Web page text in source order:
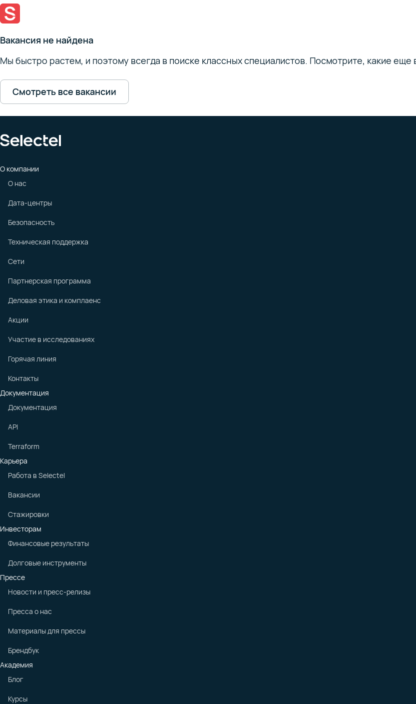
Вакансия не найдена
Мы быстро растем, и поэтому всегда в поиске классных специалистов. Посмотрите, какие
Смотреть все вакансии
О компании
О нас
Дата-центры
Безопасность
Техническая поддержка
Сети
Партнерская программа
Деловая этика и комплаенс
Акции
Участие в исследованиях
Горячая линия
Контакты
Документация
Документация
API
Terraform
Карьера
Работа в Selectel
Вакансии
Стажировки
Инвесторам
Финансовые результаты
Долговые инструменты
Прессе
Новости и пресс-релизы
Пресса о нас
Материалы для прессы
Брендбук
Академия
Блог
Курсы